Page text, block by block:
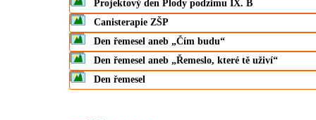
Projektový den Plody podzimu IX. B
Canisterapie ZŠP
Den řemesel aneb „Čím budu“
Den řemesel aneb „Řemeslo, které tě uživí“
Den řemesel